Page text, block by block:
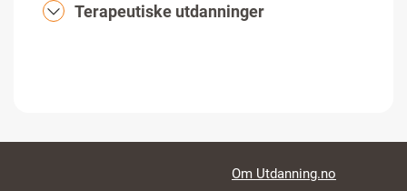
Terapeutiske utdanninger
Footer links
Om Utdanning.no